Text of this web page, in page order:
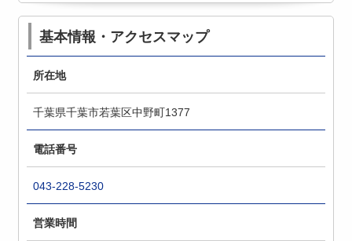
基本情報・アクセスマップ
所在地
千葉県千葉市若葉区中野町1377
電話番号
043-228-5230
営業時間